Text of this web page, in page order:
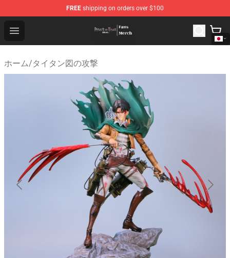
FREE shipping on orders over $100
Open menu
Attack On Titan Store - Official Attack On Titan
ホーム/タイタン図の攻撃